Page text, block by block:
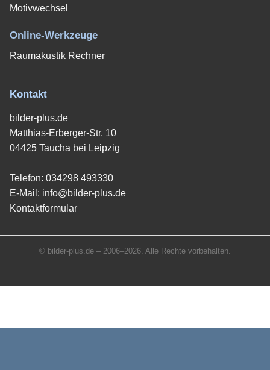
Motivwechsel
Online-Werkzeuge
Raumakustik Rechner
Kontakt
bilder-plus.de
Matthias-Erberger-Str. 10
04425 Taucha bei Leipzig
Telefon: 034298 493330
E-Mail: info@bilder-plus.de
Kontaktformular
© bilder-plus.de – 2006–2026. Alle Rechte vorbehalten.